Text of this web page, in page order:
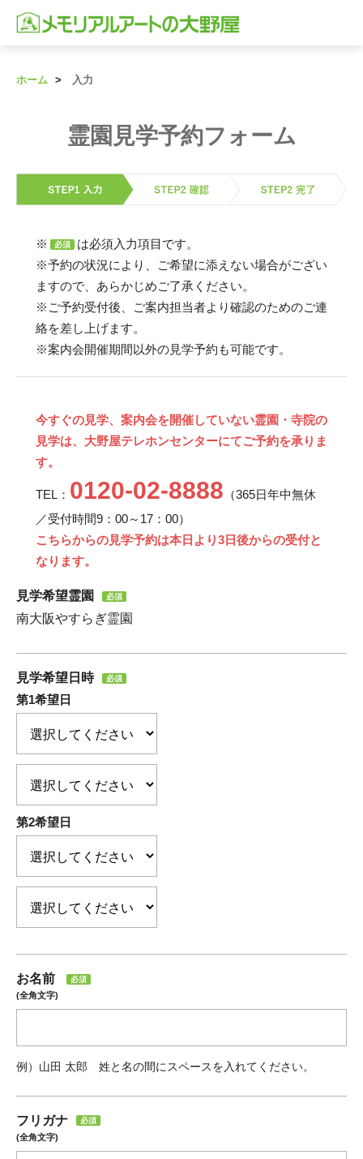
ホーム 入力
霊園見学予約フォーム
※ 必須
は必須入力項目です。
※予約の状況により、ご希望に添えない場合がござい
ますので、あらかじめご了承ください。
※ご予約受付後、ご案内担当者より確認のためのご連
絡を差し上げます。
※案内会開催期間以外の見学予約も可能です。
今すぐの見学、案内会を開催していない霊園・寺院の
見学は、大野屋テレホンセンターにてご予約を承りま
す。
TEL： 0120-02-8888 （365日年中無休
／受付時間9：00～17：00）
こちらからの見学予約は本日より3日後からの受付と
なります。
見学希望霊園 必須
南大阪やすらぎ霊園
見学希望日時 必須
第1希望日
第2希望日
お名前
(全角文字)
必須
例）山田 太郎 姓と名の間にスペースを入れてください。
フリガナ
(全角文字)
必須